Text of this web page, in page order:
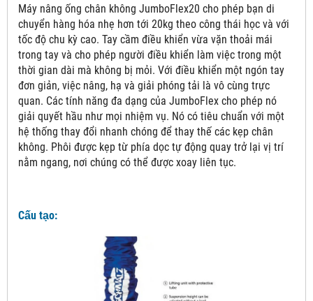
Máy nâng ống chân không JumboFlex20 cho phép bạn di
chuyển hàng hóa nhẹ hơn tới 20kg theo công thái học và với
tốc độ chu kỳ cao. Tay cầm điều khiển vừa vặn thoải mái
trong tay và cho phép người điều khiển làm việc trong một
thời gian dài mà không bị mỏi. Với điều khiển một ngón tay
đơn giản, việc nâng, hạ và giải phóng tải là vô cùng trực
quan. Các tính năng đa dạng của JumboFlex cho phép nó
giải quyết hầu như mọi nhiệm vụ. Nó có tiêu chuẩn với một
hệ thống thay đổi nhanh chóng để thay thế các kẹp chân
không. Phôi được kẹp từ phía dọc tự động quay trở lại vị trí
nằm ngang, nơi chúng có thể được xoay liên tục.
Cấu tạo: